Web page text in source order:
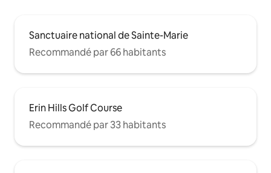
Sanctuaire national de Sainte-Marie
Recommandé par 66 habitants
Erin Hills Golf Course
Recommandé par 33 habitants